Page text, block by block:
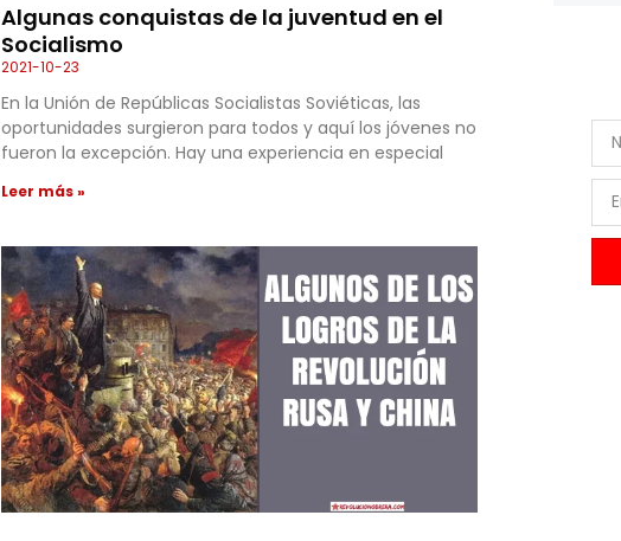
Algunas conquistas de la juventud en el
Socialismo
2021-10-23
En la Unión de Repúblicas Socialistas Soviéticas, las
oportunidades surgieron para todos y aquí los jóvenes no
fueron la excepción. Hay una experiencia en especial
Leer más »